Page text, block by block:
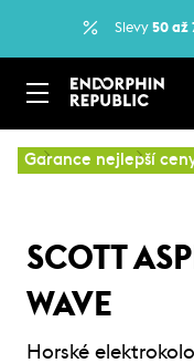
Slevy 50 až
Garance nejlepší
… Elektrokola
SCOTT
WAVE
Horské elektrokolo